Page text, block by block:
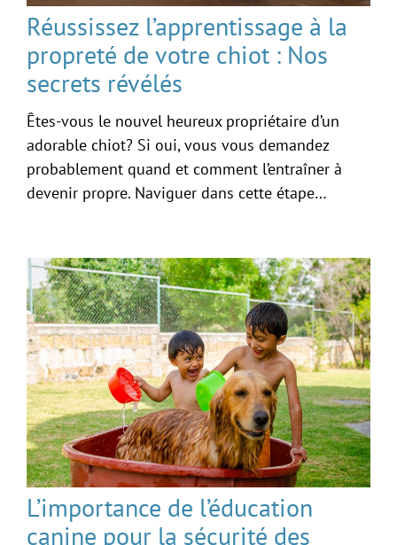
Réussissez l’apprentissage à la
propreté de votre chiot : Nos
secrets révélés
Êtes-vous le nouvel heureux propriétaire d’un
adorable chiot? Si oui, vous vous demandez
probablement quand et comment l’entraîner à
devenir propre. Naviguer dans cette étape…
L’importance de l’éducation
canine pour la sécurité des